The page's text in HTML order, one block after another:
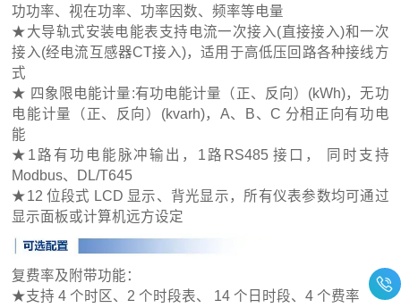
功功率、视在功率、功率因数、频率等电量
★大导轨式安装电能表支持电流一次接入(直接接入)和一次
接入(经电流互感器CT接入)，适用于高低压回路各种接线方
式
★ 四象限电能计量:有功电能计量（正、反向）(kWh)，无功
电能计量（正、反向）(kvarh)，A、B、C 分相正向有功电
能
★1路有功电能脉冲输出，1路RS485 接口， 同时支持
Modbus、DL/T645
★12 位段式 LCD 显示、背光显示，所有仪表参数均可通过
显示面板或计算机远方设定
复费率及附带功能：
★支持 4 个时区、2 个时段表、 14 个日时段、4 个费率